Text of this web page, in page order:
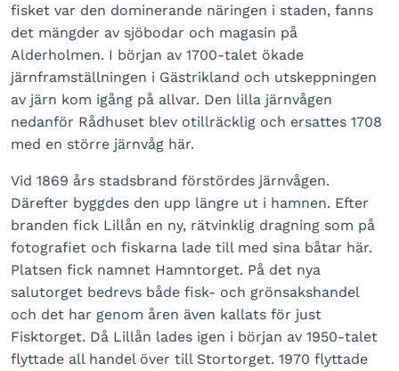
fisket var den dominerande näringen i staden, fanns
det mängder av sjöbodar och magasin på
Alderholmen. I början av 1700-talet ökade
järnframställningen i Gästrikland och utskeppningen
av järn kom igång på allvar. Den lilla järnvågen
nedanför Rådhuset blev otillräcklig och ersattes 1708
med en större järnvåg här.
Vid 1869 års stadsbrand förstördes järnvågen.
Därefter byggdes den upp längre ut i hamnen. Efter
branden fick Lillån en ny, rätvinklig dragning som på
fotografiet och fiskarna lade till med sina båtar här.
Platsen fick namnet Hamntorget. På det nya
salutorget bedrevs både fisk- och grönsakshandel
och det har genom åren även kallats för just
Fisktorget. Då Lillån lades igen i början av 1950-talet
flyttade all handel över till Stortorget. 1970 flyttade